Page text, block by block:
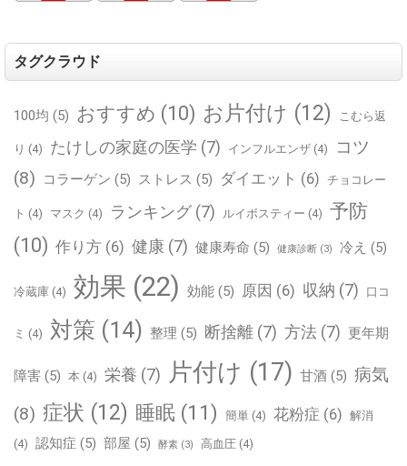
タグクラウド
100均 (5) おすすめ (10) お片付け (12) こむら返
り (4) たけしの家庭の医学 (7) インフルエンザ (4)
コツ
(8)
コラーゲン (5) ストレス (5) ダイエット (6) チョコレー
ト (4) マスク (4) ランキング (7) ルイボスティー (4) 予防
(10) 作り方 (6) 健康 (7) 健康寿命 (5) 健康診断 (3) 冷え (5)
冷蔵庫 (4) 効果 (22) 効能 (5) 原因 (6) 収納 (7) 口コ
ミ (4) 対策 (14) 整理 (5) 断捨離 (7) 方法 (7) 更年期
障害 (5) 本 (4) 栄養 (7) 片付け (17) 甘酒 (5) 病気
(8) 症状 (12) 睡眠 (11) 簡単 (4) 花粉症 (6) 解消
(4) 認知症 (5) 部屋 (5) 酵素 (3) 高血圧 (4)